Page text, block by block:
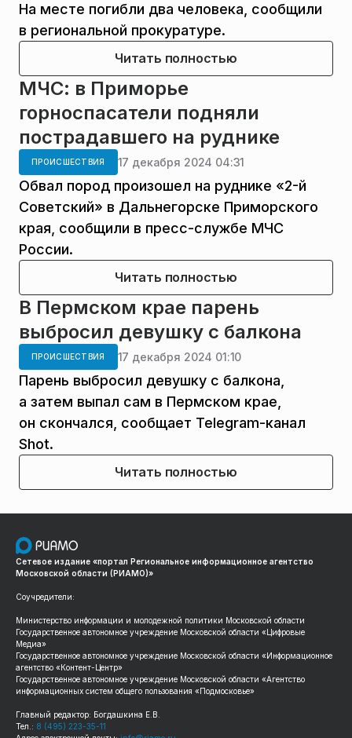
На месте погибли два человека, сообщили
в региональной прокуратуре.
Читать полностью
МЧС: в Приморье
горноспасатели подняли
пострадавшего на руднике
ПРОИСШЕСТВИЯ 17 декабря 2024 04:31
Обвал пород произошел на руднике «2-й
Советский» в Дальнегорске Приморского
края, сообщили в пресс-службе МЧС
России.
Читать полностью
В Пермском крае парень
выбросил девушку с балкона
ПРОИСШЕСТВИЯ 17 декабря 2024 01:10
Парень выбросил девушку с балкона,
а затем выпал сам в Пермском крае,
он скончался, сообщает Telegram-канал
Shot.
Читать полностью
Сетевое издание «портал Региональное информационное агентство
Московской области (РИАМО)»
Соучредители:
Министерство информации и молодежной политики Московской области
Государственное автономное учреждение Московской области «Цифровые
Медиа»
Государственное автономное учреждение Московской области «Информационное
агентство «Контент-Центр»
Государственное автономное учреждение Московской области «Агентство
информационных систем общего пользования «Подмосковье»
Главный редактор: Богдашкина Е.В.
Тел.: 8 (495) 223-35-11